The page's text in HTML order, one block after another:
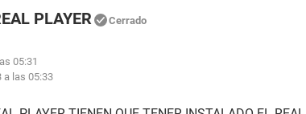
PLAYER Cerrado
05:31
a las 05:33